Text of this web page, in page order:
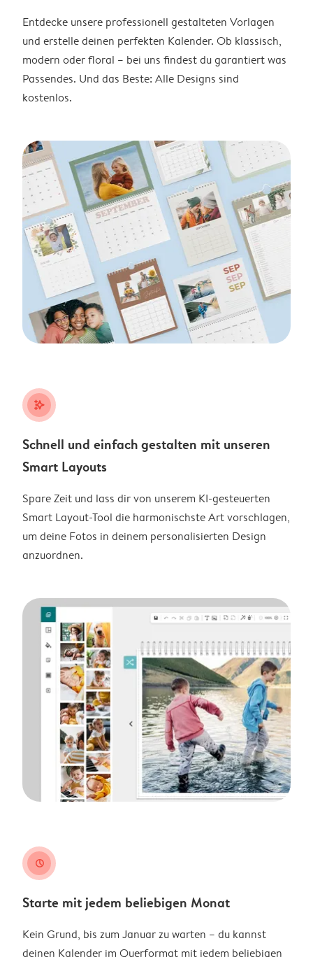
Entdecke unsere professionell gestalteten Vorlagen
und erstelle deinen perfekten Kalender. Ob klassisch,
modern oder floral – bei uns findest du garantiert was
Passendes. Und das Beste: Alle Designs sind
kostenlos.
stars_plus
Schnell und einfach gestalten mit unseren
Smart Layouts
Spare Zeit und lass dir von unserem KI-gesteuerten
Smart Layout-Tool die harmonischste Art vorschlagen,
um deine Fotos in deinem personalisierten Design
anzuordnen.
clock
Starte mit jedem beliebigen Monat
Kein Grund, bis zum Januar zu warten – du kannst
deinen Kalender im Querformat mit jedem beliebigen